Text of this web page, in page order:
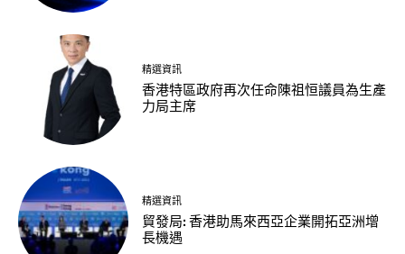
精選資訊
香港特區政府再次任命陳祖恒議員為生產
力局主席
精選資訊
貿發局: 香港助馬來西亞企業開拓亞洲增
長機遇